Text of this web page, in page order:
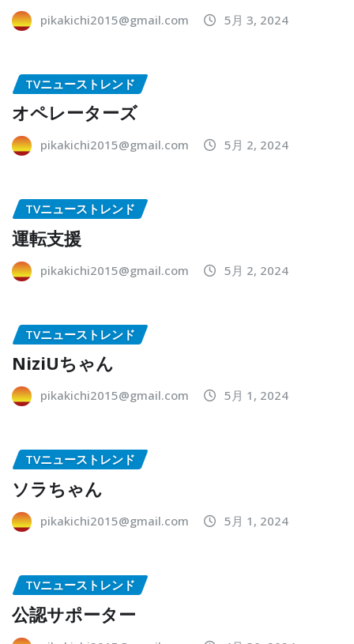
pikakichi2015@gmail.com 5月 3, 2024
TVニューストレンド
オペレーターズ
pikakichi2015@gmail.com 5月 2, 2024
TVニューストレンド
運転支援
pikakichi2015@gmail.com 5月 2, 2024
TVニューストレンド
NiziUちゃん
pikakichi2015@gmail.com 5月 1, 2024
TVニューストレンド
ソラちゃん
pikakichi2015@gmail.com 5月 1, 2024
TVニューストレンド
公認サポーター